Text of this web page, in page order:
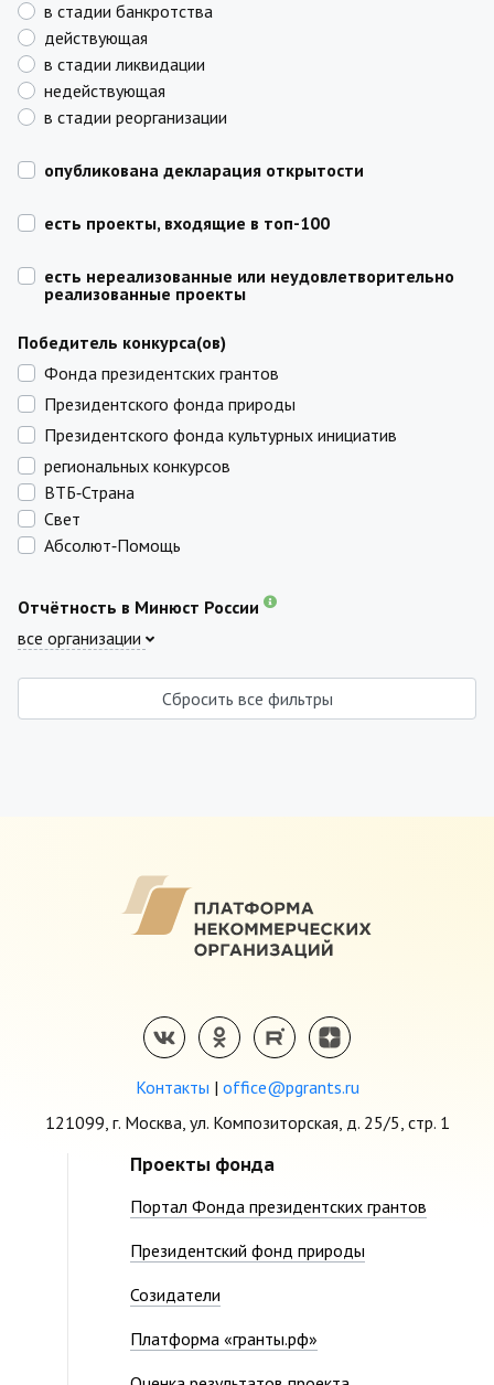
в стадии банкротства
действующая
в стадии ликвидации
недействующая
в стадии реорганизации
опубликована декларация открытости
есть проекты, входящие в топ-100
есть нереализованные или неудовлетворительно
реализованные проекты
Победитель конкурса(ов)
Фонда президентских грантов
Президентского фонда природы
Президентского фонда культурных инициатив
региональных конкурсов
ВТБ‑Страна
Свет
Абсолют‑Помощь
Отчётность в Минюст России
все организации
Сбросить все фильтры
Контакты | office@pgrants.ru
121099, г. Москва, ул. Композиторская, д. 25/5, стр. 1
Проекты фонда
Портал Фонда президентских грантов
Президентский фонд природы
Созидатели
Платформа «гранты.рф»